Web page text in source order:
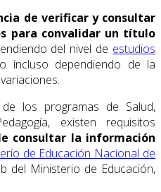
de verificar y consultar
para convalidar un título
del nivel de estudios
dependiendo de la
los programas de Salud,
existen requisitos
consultar la información
de Educación Nacional de
del Ministerio de Educación,